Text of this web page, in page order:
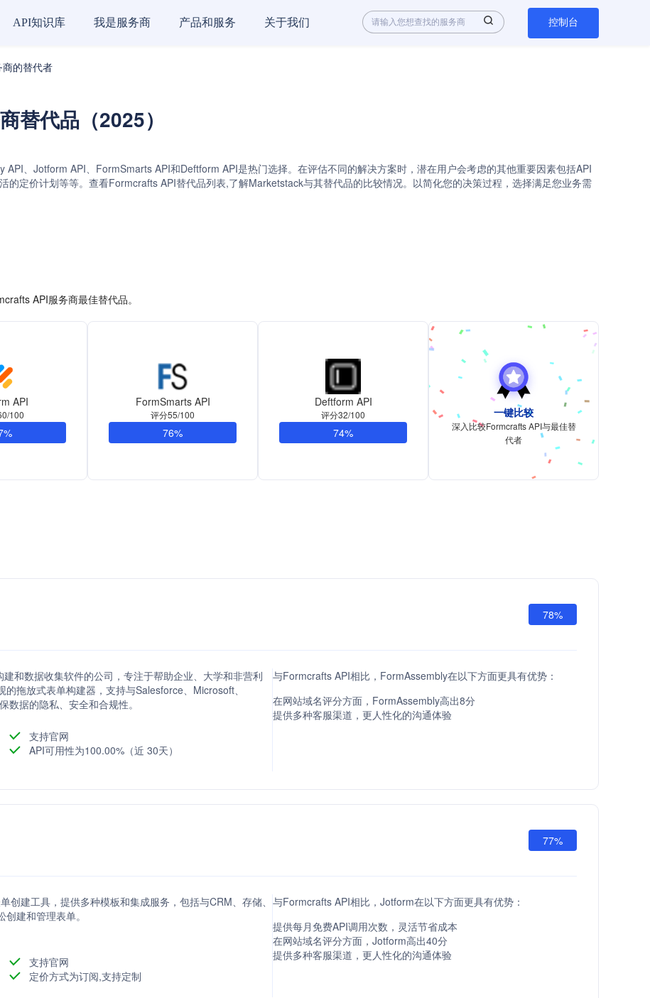
API知识库 我是服务商 产品和服务 关于我们 控制台
的替代者
替代品（2025）
、Jotform API、FormSmarts API和Deftform API是热门选择。在评估不同的解决方案时，潜在用户会考虑的其他重要因素包括API
的定价计划等等。查看Formcrafts API替代品列表,了解Marketstack与其替代品的比较情况。以简化您的决策过程，选择满足您业务需
API服务商最佳替代品。
API
100
FormSmarts API
评分55/100
76%
Deftform API
评分32/100
74%
一键比较
深入比较Formcrafts API与最佳替
代者
78%
和数据收集软件的公司，专注于帮助企业、大学和非营利
拖放式表单构建器，支持与Salesforce、Microsoft、
据的隐私、安全和合规性。
支持官网
API可用性为100.00%（近 30天）
与Formcrafts API相比，FormAssembly在以下方面更具有优势：
在网站域名评分方面，FormAssembly高出8分
提供多种客服渠道，更人性化的沟通体验
77%
创建工具，提供多种模板和集成服务，包括与CRM、存储、
建和管理表单。
支持官网
定价方式为订阅,支持定制
与Formcrafts API相比，Jotform在以下方面更具有优势：
提供每月免费API调用次数，灵活节省成本
在网站域名评分方面，Jotform高出40分
提供多种客服渠道，更人性化的沟通体验